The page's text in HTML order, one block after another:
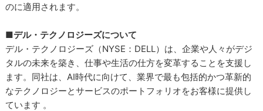
のに適用されます。
■デル・テクノロジーズについて
デル・テクノロジーズ（NYSE：DELL）は、企業や人々がデジ
タルの未来を築き、仕事や生活の仕方を変革することを支援し
ます。同社は、AI時代に向けて、業界で最も包括的かつ革新的
なテクノロジーとサービスのポートフォリオをお客様に提供し
ています 。